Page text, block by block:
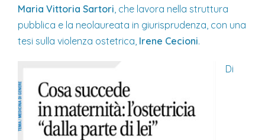
Maria Vittoria Sartori, che lavora nella struttura
pubblica e la neolaureata in giurisprudenza, con una
tesi sulla violenza ostetrica, Irene Cecioni.
Di